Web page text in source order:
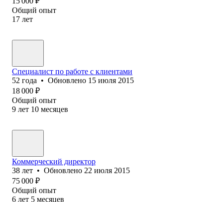
Общий опыт
17 лет
Специалист по работе с клиентами
52 года • Обновлено 15 июля 2015
18 000 ₽
Общий опыт
9 лет 10 месяцев
Коммерческий директор
38 лет • Обновлено 22 июля 2015
75 000 ₽
Общий опыт
6 лет 5 месяцев